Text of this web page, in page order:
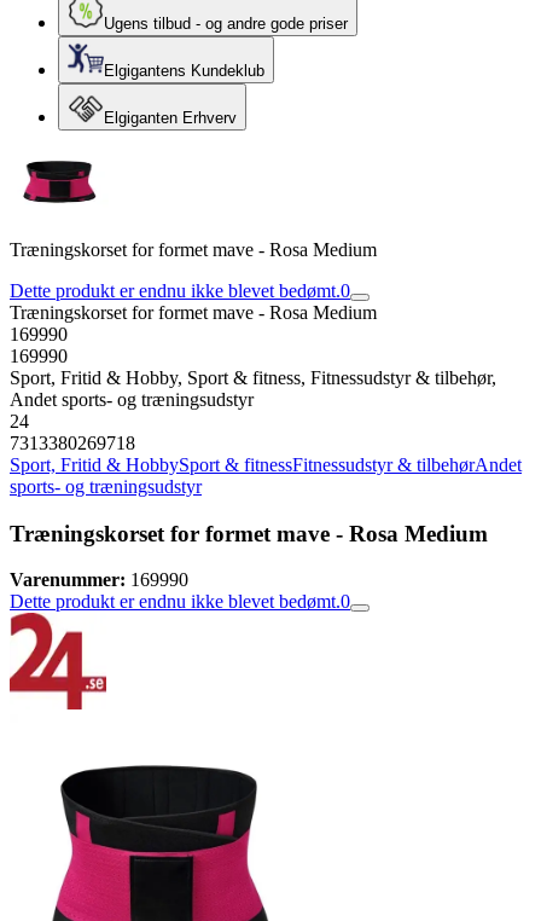
Ugens tilbud - og andre gode priser
Elgigantens Kundeklub
Elgiganten Erhverv
Træningskorset for formet mave - Rosa Medium
Dette produkt er endnu ikke blevet bedømt.0
Træningskorset for formet mave - Rosa Medium
169990
169990
Sport, Fritid & Hobby, Sport & fitness, Fitnessudstyr & tilbehør,
Andet sports- og træningsudstyr
24
7313380269718
Sport, Fritid & HobbySport & fitnessFitnessudstyr & tilbehørAndet
sports- og træningsudstyr
Træningskorset for formet mave - Rosa Medium
Varenummer: 169990
Dette produkt er endnu ikke blevet bedømt.0